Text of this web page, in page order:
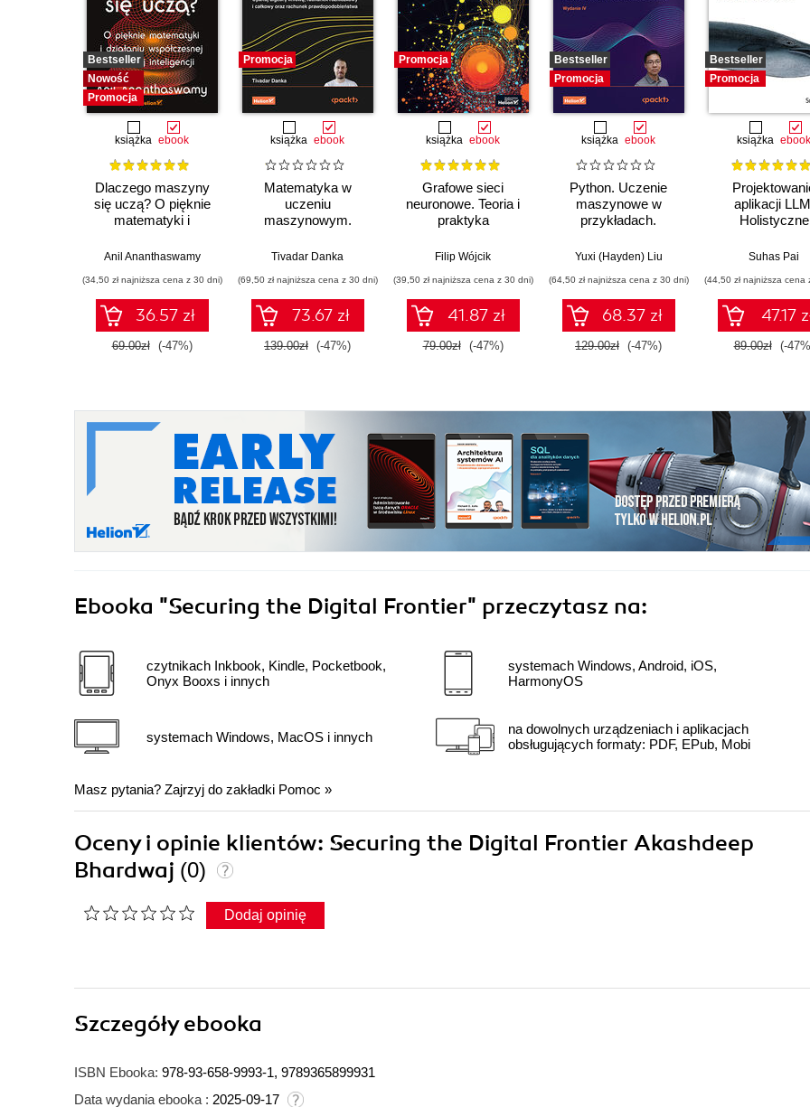
Bestseller
Nowość
Promocja
książka ebook
Dlaczego maszyny
się uczą? O pięknie
matematyki i
współczesnej
Anil Ananthaswamy
(34,50 zł najniższa cena z 30 dni)
36.57 zł
69.00zł (-47%)
Promocja
książka ebook
Matematyka w
uczeniu
maszynowym.
liniową, rachunek
całkowy oraz
rachunek
prawdopodobieństwa
Tivadar Danka
(69,50 zł najniższa cena z 30 dni)
73.67 zł
139.00zł (-47%)
Promocja
książka ebook
Grafowe sieci
neuronowe. Teoria i
praktyka
Filip Wójcik
(39,50 zł najniższa cena z 30 dni)
41.87 zł
79.00zł (-47%)
Bestseller
Promocja
książka ebook
Python. Uczenie
maszynowe w
przykładach.
realnych
Wydanie IV
Yuxi (Hayden) Liu
(64,50 zł najniższa cena z 30 dni)
68.37 zł
129.00zł (-47%)
Bestseller
Promocja
książka ebook
aplikacji
Holistyczne
modeliSuhas Pai
(44,50 zł najniższa cena
47.17
89.00zł (-
Ebooka "Securing the Digital Frontier" przeczytasz na:
czytnikach Inkbook, Kindle, Pocketbook,
Onyx Booxs i innych
systemach Windows, MacOS i innych
systemach Windows, Android, iOS,
HarmonyOS
na dowolnych urządzeniach i aplikacjach
obsługujących formaty: PDF, EPub, Mobi
Masz pytania? Zajrzyj do zakładki Pomoc »
Oceny i opinie klientów: Securing the Digital Frontier Akashdeep
Bhardwaj (0)
Dodaj opinię
Szczegółyebooka
ISBN Ebooka: 978-93-658-9993-1, 9789365899931
Data wydania ebooka : 2025-09-17